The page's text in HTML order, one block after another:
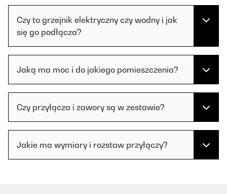
Czy to grzejnik elektryczny czy wodny i jak
się go podłącza?
Jaką ma moc i do jakiego pomieszczenia?
Czy przyłącza i zawory są w zestawie?
Jakie ma wymiary i rozstaw przyłączy?